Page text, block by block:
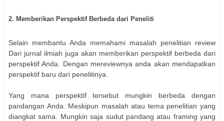
2. Memberikan Perspektif Berbeda dari Peneliti
Selain membantu Anda memahami masalah penelitian review
Dari jurnal ilmiah juga akan memberikan perspektif berbeda dari
perspektif Anda. Dengan mereviewnya anda akan mendapatkan
perspektif baru dari penelitinya.
Yang mana perspektif tersebut mungkin berbeda dengan
pandangan Anda. Meskipun masalah atau tema penelitian yang
diangkat sama. Mungkin saja sudut pandang atau framing yang